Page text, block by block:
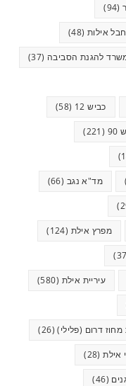
(94)
אילות (48)
להגנת הסביבה (37)
כביש 12 (58)
(221)
מד"א נגב (66)
מפרץ אילת (124)
עיריית אילת (580)
דרום (פלילי)(26)
אילת(28)
(46)